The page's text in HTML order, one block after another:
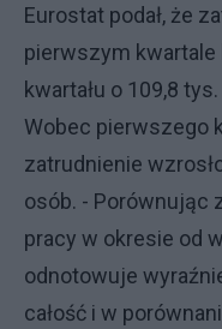
Eurostat podał, że
pierwszym kwartale
kwartału o 109,8
Wobec pierwszego
zatrudnienie
osób. - Porównując
pracy w okresie od
odnotowuje
całość i w